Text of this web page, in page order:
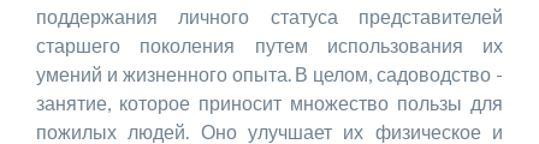
поддержания личного статуса представителей
старшего поколения путем использования их
умений и жизненного опыта. В целом, садоводство -
занятие, которое приносит множество пользы для
пожилых людей. Оно улучшает их физическое и